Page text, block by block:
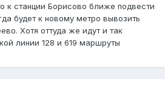
к станции Борисово ближе подвести
будет к новому метро вывозить
Хотя оттуда же идут и так
линии 128 и 619 маршруты